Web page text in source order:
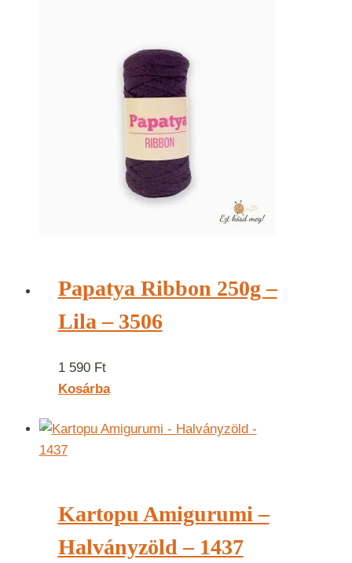
Papatya Ribbon 250g –
Lila – 3506
1 590 Ft
Kosárba
Kartopu Amigurumi –
Halványzöld – 1437